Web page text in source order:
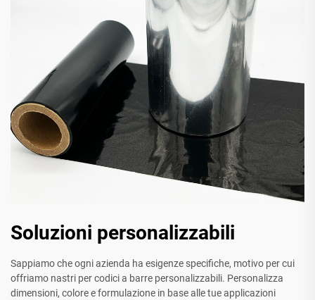
Soluzioni personalizzabili
Sappiamo che ogni azienda ha esigenze specifiche, motivo per cui
offriamo nastri per codici a barre personalizzabili. Personalizza
dimensioni, colore e formulazione in base alle tue applicazioni